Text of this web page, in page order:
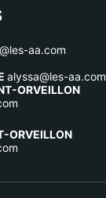
aa.com
alyssa@les-aa.com
ORVEILLON
ORVEILLON